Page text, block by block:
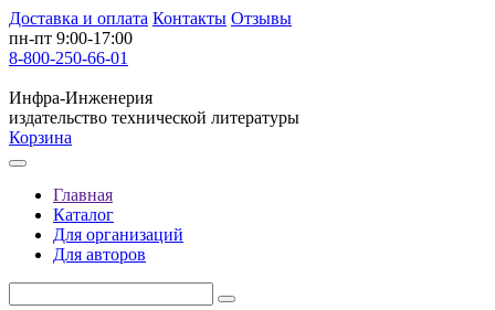
Доставка и оплата Контакты Отзывы
пн-пт 9:00-17:00
8-800-250-66-01
Инфра-Инженерия
издательство технической литературы
Корзина
Главная
Каталог
Для организаций
Для авторов